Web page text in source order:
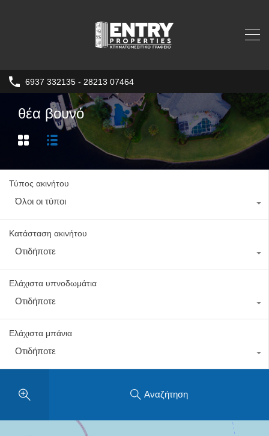
6937 332135 - 28213 07464
θέα βουνό
Τύπος ακινήτου
Όλοι οι τύποι
Κατάσταση ακινήτου
Οτιδήποτε
Ελάχιστα υπνοδωμάτια
Οτιδήποτε
Ελάχιστα μπάνια
Οτιδήποτε
Αναζήτηση